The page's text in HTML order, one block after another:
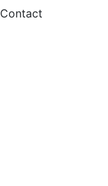
Contact